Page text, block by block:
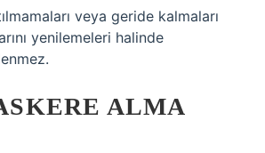
veya geride kalmaları
yenilemeleri halinde
ALMA